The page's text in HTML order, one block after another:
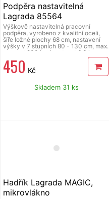
Podpěra nastavitelná
Lagrada 85564
Výškově nastavitelná pracovní
podpěra, vyrobeno z kvalitní oceli,
šíře ložné plochy 68 cm, nastavení
výšky v 7 stupních 80 - 130 cm, max.
nosnost 200 kg, hmotnost 6,3 kg.
450 Kč
Skladem 31 ks
Hadřík Lagrada MAGIC,
mikrovlákno